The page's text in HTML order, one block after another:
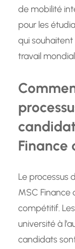
de mobilité
pour les
qui
travail
Finance
Le processus
MSC Finance
compétitif.
université à
candidats